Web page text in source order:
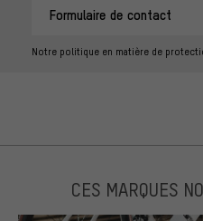
Formulaire de contact
Notre politique en matière de
CES MARQUES